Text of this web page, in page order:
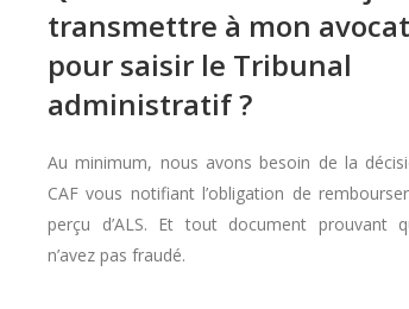
transmettre à mon avocat
pour saisir le Tribunal
administratif ?
Au minimum, nous avons besoin de la
CAF vous notifiant l’obligation de
perçu d’ALS. Et tout document prouvant
n’avez pas fraudé.